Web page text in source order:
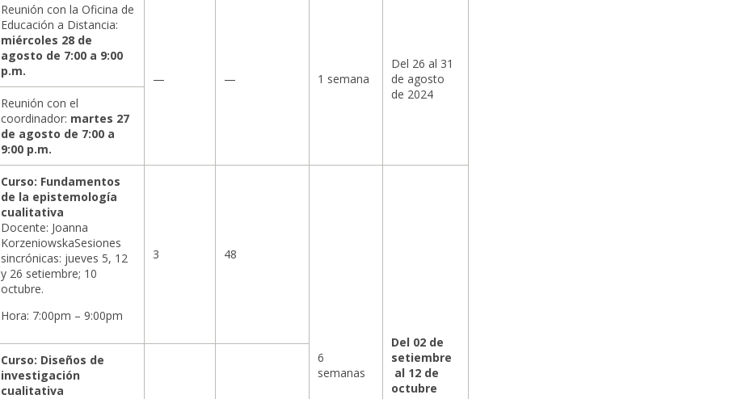
Reunión con la Oficina de
Educación a Distancia:
miércoles 28 de
agosto de 7:00 a 9:00
p.m.
— — 1 semana
Del 26 al 31
de agosto
de 2024
Reunión con el
coordinador: martes 27
de agosto de 7:00 a
9:00 p.m.
Curso: Fundamentos
de la epistemología
cualitativa
Docente: Joanna
KorzeniowskaSesiones
sincrónicas: jueves 5, 12
y 26 setiembre; 10
octubre.
Hora: 7:00pm – 9:00pm
3 48
6
semanas
Del 02 de
setiembre
al 12 de
octubre
Curso: Diseños de
investigación
cualitativa